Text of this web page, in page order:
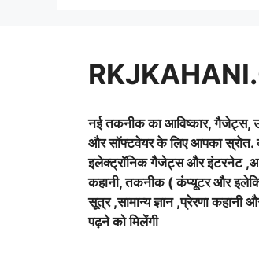
नई तकनीक का आविष्कार, गैजेट्स,
और सॉफ्टवेयर के लिए आपका स्रोत.
इलेक्ट्रॉनिक गैजेट्स और इंटरनेट
कहानी, तकनीक ( कंप्यूटर और
सूत्र ,सामान्य ज्ञान ,प्रेरणा कहानी
पढ़ने को मिलेंगी